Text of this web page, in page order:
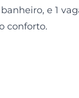
e 1
conforto.